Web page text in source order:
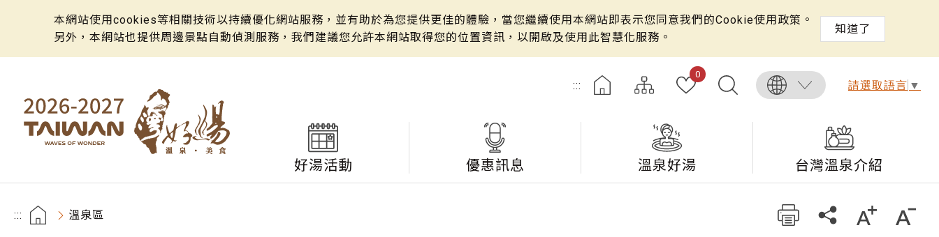
本網站使用cookies等相關技術以持續優化網站服務，並有助於為您提供更佳的體驗，當您繼續使用本網站即表示您同意我們的Cookie使用政策。
另外，本網站也提供周邊景點自動偵測服務，我們建議您允許本網站取得您的位置資訊，以開啟及使用此智慧化服務。
知道了
:::
0
請選取語言 ▼
好湯活動 優惠訊息 溫泉好湯 台灣溫泉介紹
::: 溫泉區